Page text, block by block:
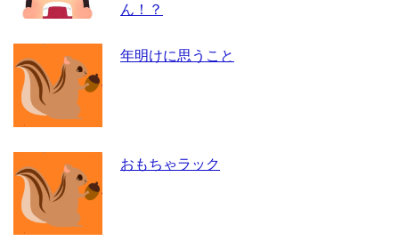
ん！？
年明けに思うこと
おもちゃラック